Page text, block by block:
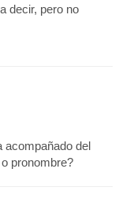
decir, pero no
acompañado del
pronombre?